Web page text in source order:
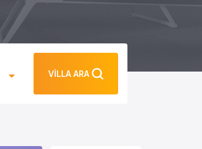
VİLLA ARA